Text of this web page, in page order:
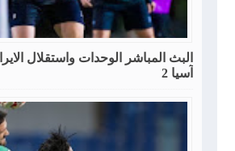
البث المباشر الوحدات واستقلال
آسيا 2